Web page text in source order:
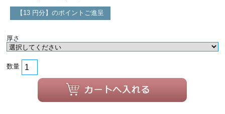
【13 円分】のポイントご進呈
厚さ
数量
ログイン・マイページ